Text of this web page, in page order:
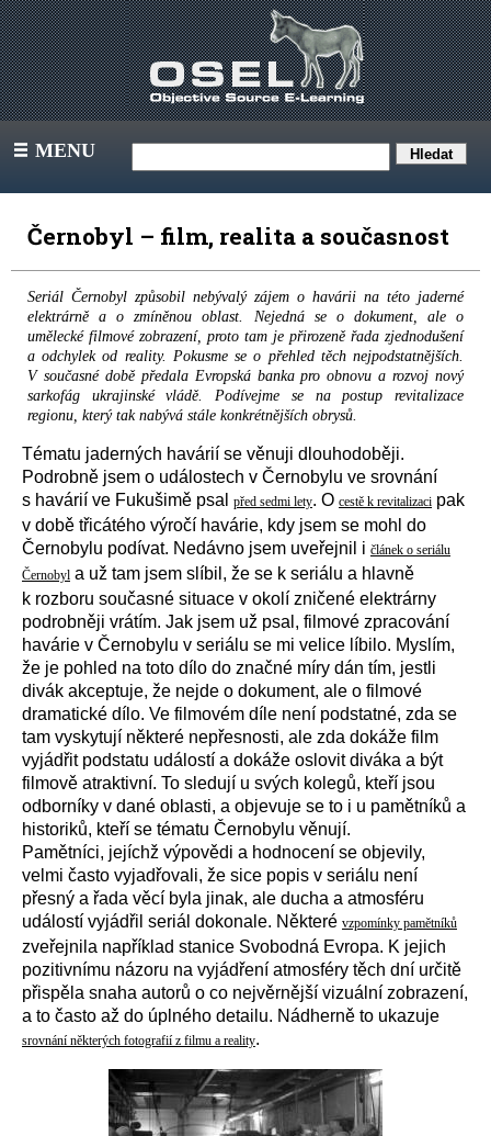
III MENU
Černobyl – film, realita a současnost
Seriál Černobyl způsobil nebývalý zájem o havárii na této jaderné
elektrárně a o zmíněnou oblast. Nejedná se o dokument, ale o
umělecké filmové zobrazení, proto tam je přirozeně řada zjednodušení
a odchylek od reality. Pokusme se o přehled těch nejpodstatnějších.
V současné době předala Evropská banka pro obnovu a rozvoj nový
sarkofág ukrajinské vládě. Podívejme se na postup revitalizace
regionu, který tak nabývá stále konkrétnějších obrysů.
Tématu jaderných havárií se věnuji dlouhodoběji.
Podrobně jsem o událostech v Černobylu ve srovnání
s havárií ve Fukušimě psal
před sedmi lety. O cestě k revitalizaci pak
v době třicátého výročí havárie, kdy jsem se mohl do
Černobylu podívat. Nedávno jsem uveřejnil i článek o seriálu
Černobyl a už tam jsem slíbil, že se k seriálu a hlavně
k rozboru současné situace v okolí zničené elektrárny
podrobněji vrátím. Jak jsem už psal, filmové zpracování
havárie v Černobylu v seriálu se mi velice líbilo. Myslím,
že je pohled na toto dílo do značné míry dán tím, jestli
divák akceptuje, že nejde o dokument, ale o filmové
dramatické dílo. Ve filmovém díle není podstatné, zda se
tam vyskytují některé nepřesnosti, ale zda dokáže film
vyjádřit podstatu událostí a dokáže oslovit diváka a být
filmově atraktivní. To sledují u svých kolegů, kteří jsou
odborníky v dané oblasti, a objevuje se to i u pamětníků a
historiků, kteří se tématu Černobylu věnují.
Pamětníci, jejíchž výpovědi a hodnocení se objevily,
velmi často vyjadřovali, že sice popis v seriálu není
přesný a řada věcí byla jinak, ale ducha a atmosféru
událostí vyjádřil seriál dokonale. Některé vzpomínky pamětníků
zveřejnila například stanice Svobodná Evropa. K jejich
pozitivnímu názoru na vyjádření atmosféry těch dní určitě
přispěla snaha autorů o co nejvěrnější vizuální zobrazení,
a to často až do úplného detailu. Nádherně to ukazuje
srovnání některých fotografií z filmu a reality.